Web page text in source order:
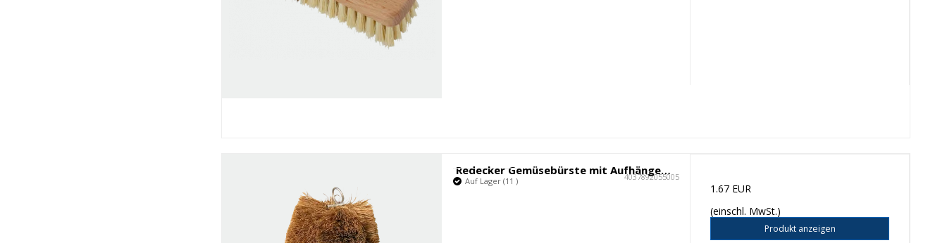
Redecker Gemüsebürste mit Aufhängeöse
4037892055005
Auf Lager (11 )
1.67 EUR
(einschl. MwSt.)
Produkt anzeigen